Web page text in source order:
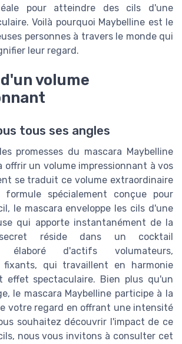
pour atteindre des cils d'une
Voilà pourquoi Maybelline est le
personnes à travers le monde qui
leur regard.
volume
tous ses angles
promesses du mascara Maybelline
offrir un volume impressionnant à vos
se traduit ce volume extraordinaire
spécialement conçue pour
le mascara enveloppe les cils d'une
qui apporte instantanément de la
réside dans un cocktail
élaboré d'actifs volumateurs,
fixants, qui travaillent en harmonie
effet spectaculaire. Bien plus qu'un
le mascara Maybelline participe à la
votre regard en offrant une intensité
souhaitez découvrir l'impact de ce
nous vous invitons à consulter cet